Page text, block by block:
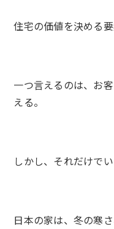
住宅の価値を決める
一つ言えるのは、お
える。
しかし、それだけで
日本の家は、冬の寒